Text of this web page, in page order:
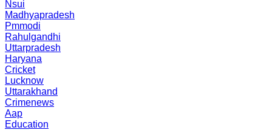
Nsui
Madhyapradesh
Pmmodi
Rahulgandhi
Uttarpradesh
Haryana
Cricket
Lucknow
Uttarakhand
Crimenews
Aap
Education